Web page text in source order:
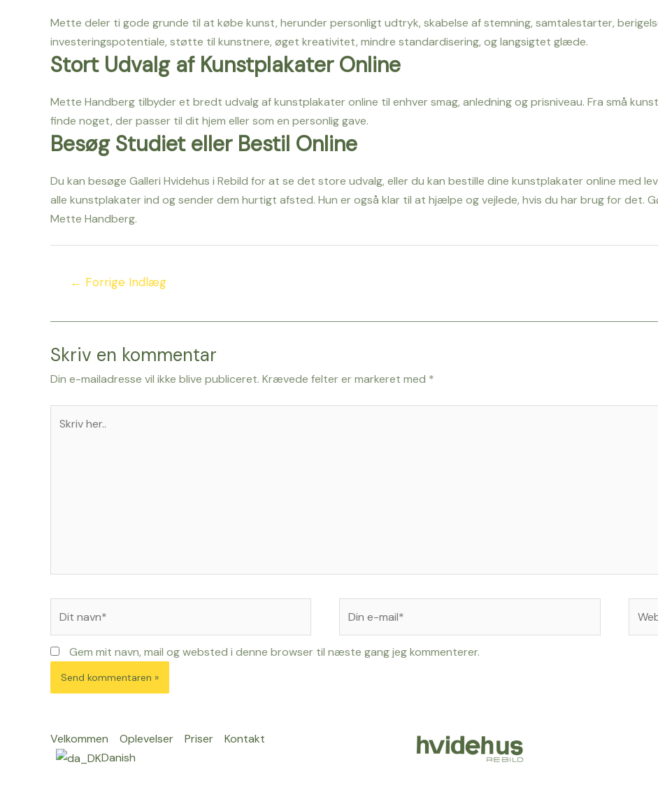
Mette deler ti gode grunde til at købe kunst, herunder personligt udtryk, skabelse af stemning, samtalestarter,
investeringspotentiale, støtte til kunstnere, øget kreativitet, mindre standardisering, og langsigtet glæde.
Stort Udvalg af Kunstplakater Online
Mette Handberg tilbyder et bredt udvalg af kunstplakater online til enhver smag, anledning og prisniveau. Fra små
finde noget, der passer til dit hjem eller som en personlig gave.
Besøg Studiet eller Bestil Online
Du kan besøge Galleri Hvidehus i Rebild for at se det store udvalg, eller du kan bestille dine kunstplakater online med
alle kunstplakater ind og sender dem hurtigt afsted. Hun er også klar til at hjælpe og vejlede, hvis du har brug for det.
Mette Handberg.
← Forrige Indlæg
Skriv en kommentar
Din e-mailadresse vil ikke blive publiceret. Krævede felter er markeret med *
her..
navn*
e-
Gem mit navn, mail og websted i denne browser til næste gang jeg kommenterer.
Velkommen Oplevelser Priser
Kontakt
Danish